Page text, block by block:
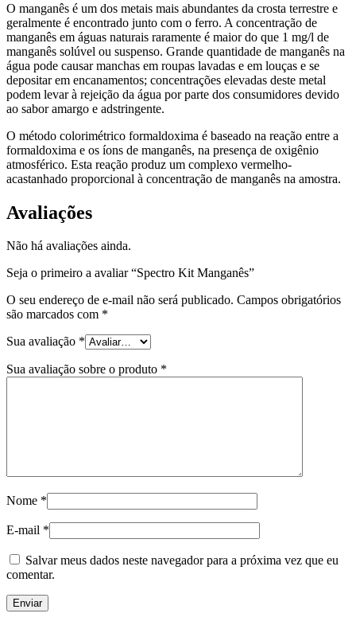
O manganês é um dos metais mais abundantes da crosta terrestre e
geralmente é encontrado junto com o ferro. A concentração de
manganês em águas naturais raramente é maior do que 1 mg/l de
manganês solúvel ou suspenso. Grande quantidade de manganês na
água pode causar manchas em roupas lavadas e em louças e se
depositar em encanamentos; concentrações elevadas deste metal
podem levar à rejeição da água por parte dos consumidores devido
ao sabor amargo e adstringente.
O método colorimétrico formaldoxima é baseado na reação entre a
formaldoxima e os íons de manganês, na presença de oxigênio
atmosférico. Esta reação produz um complexo vermelho-
acastanhado proporcional à concentração de manganês na amostra.
Avaliações
Não há avaliações ainda.
Seja o primeiro a avaliar “Spectro Kit Manganês”
O seu endereço de e-mail não será publicado. Campos obrigatórios
são marcados com *
Sua avaliação *
Sua avaliação sobre o produto *
Nome *
E-mail *
Salvar meus dados neste navegador para a próxima vez que eu
comentar.